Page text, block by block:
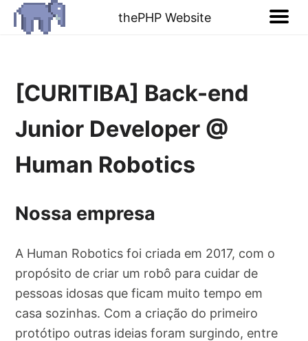
thePHP Website
[CURITIBA] Back-end
Junior Developer @
Human Robotics
Nossa empresa
A Human Robotics foi criada em 2017, com o
propósito de criar um robô para cuidar de
pessoas idosas que ficam muito tempo em
casa sozinhas. Com a criação do primeiro
protótipo outras ideias foram surgindo, entre